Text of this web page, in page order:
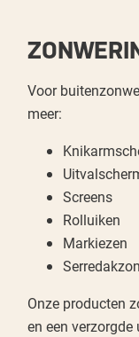
Voor
meer:
Screens
Rolluiken
Markiezen
Onze producten
en een